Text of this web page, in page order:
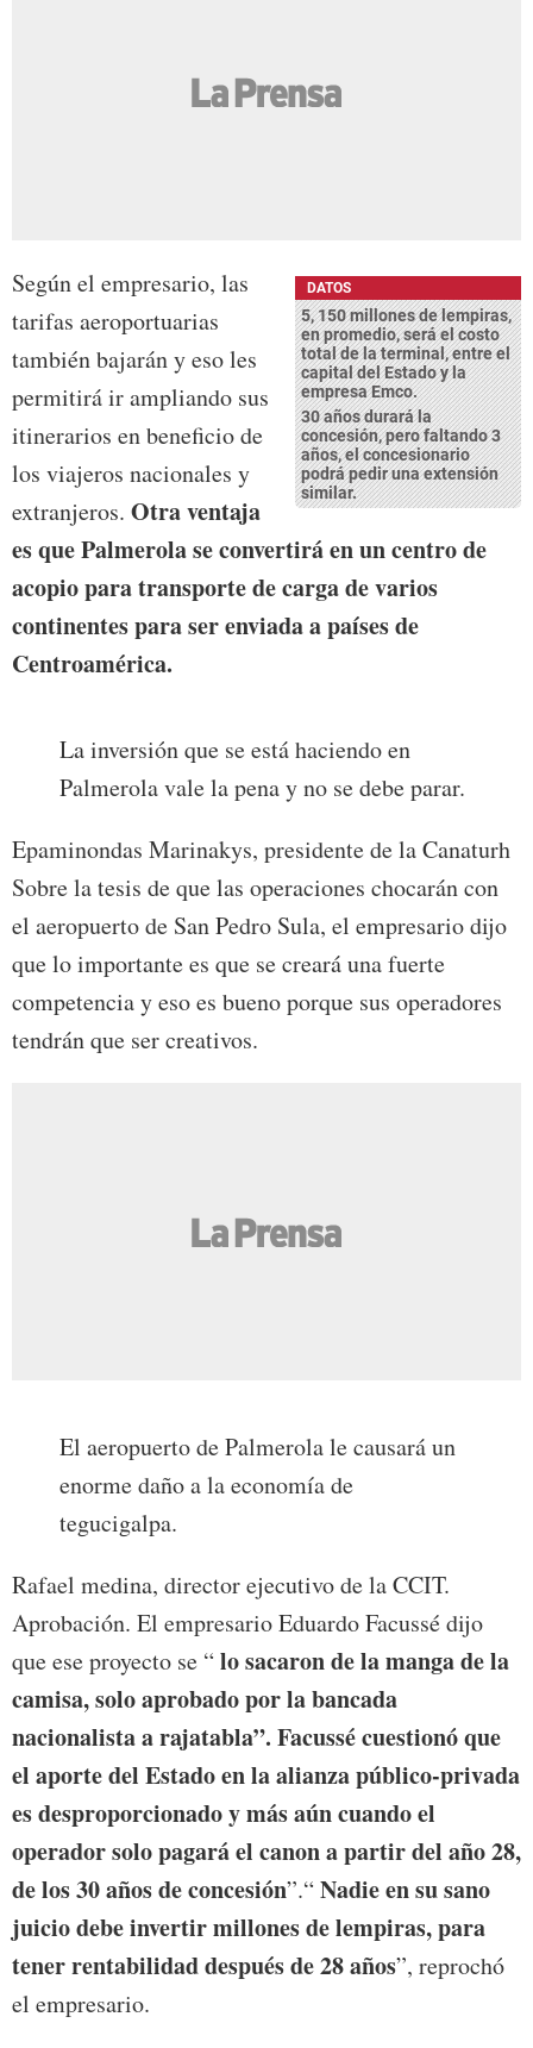
DATOS
5, 150 millones de lempiras,
en promedio, será el costo
total de la terminal, entre el
capital del Estado y la
empresa Emco.
30 años durará la
concesión, pero faltando 3
años, el concesionario
podrá pedir una extensión
similar.
Según el empresario, las
tarifas aeroportuarias
también bajarán y eso les
permitirá ir ampliando sus
itinerarios en beneficio de
los viajeros nacionales y
extranjeros. Otra ventaja
es que Palmerola se convertirá en un centro de
acopio para transporte de carga de varios
continentes para ser enviada a países de
Centroamérica.
La inversión que se está haciendo en
Palmerola vale la pena y no se debe parar.
Epaminondas Marinakys, presidente de la Canaturh
Sobre la tesis de que las operaciones chocarán con
el aeropuerto de San Pedro Sula, el empresario dijo
que lo importante es que se creará una fuerte
competencia y eso es bueno porque sus operadores
tendrán que ser creativos.
El aeropuerto de Palmerola le causará un
enorme daño a la economía de
tegucigalpa.
Rafael medina, director ejecutivo de la CCIT.
Aprobación. El empresario Eduardo Facussé dijo
que ese proyecto se “lo sacaron de la manga de la
camisa, solo aprobado por la bancada
nacionalista a rajatabla”. Facussé cuestionó que
el aporte del Estado en la alianza público-privada
es desproporcionado y más aún cuando el
operador solo pagará el canon a partir del año 28,
de los 30 años de concesión”.“Nadie en su sano
juicio debe invertir millones de lempiras, para
tener rentabilidad después de 28 años”, reprochó
el empresario.